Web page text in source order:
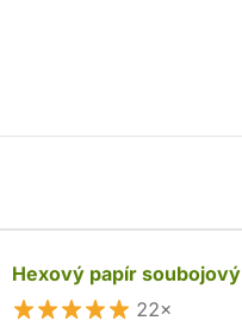
Hexový papír soubojový
22×